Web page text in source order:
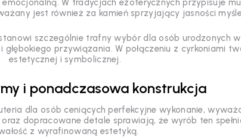
jest również za kamień sprzyjający jasności
szczególnie trafny wybór dla osób urodzonych
przywiązania. W połączeniu z cyrkoniami
estetycznej i symbolicznej.
i ponadczasowa konstrukcja
dla osób ceniących perfekcyjne wykonanie,
dopracowane detale sprawiają, że wyrób ten
z wyrafinowaną estetyką.